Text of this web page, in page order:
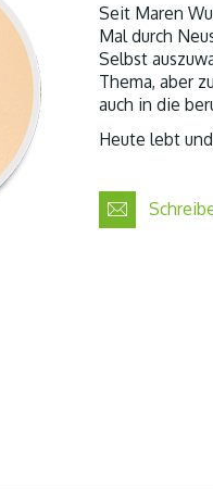
Seit Maren
Mal durch
Selbst
Thema, aber
auch in die
Heute lebt